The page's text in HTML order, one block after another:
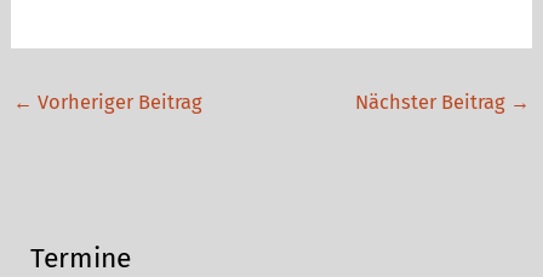
← Vorheriger Beitrag Nächster Beitrag →
Termine